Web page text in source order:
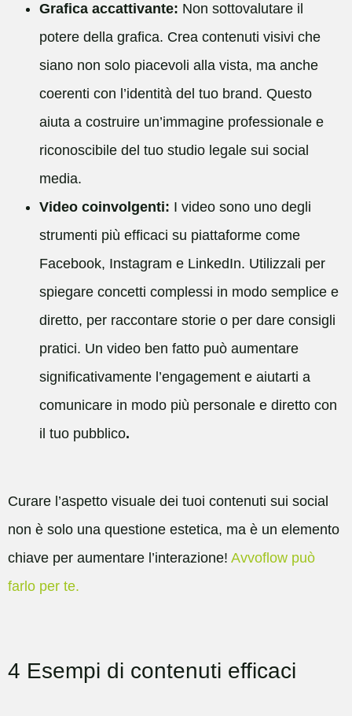
Grafica accattivante: Non sottovalutare il
potere della grafica. Crea contenuti visivi che
siano non solo piacevoli alla vista, ma anche
coerenti con l’identità del tuo brand. Questo
aiuta a costruire un’immagine professionale e
riconoscibile del tuo studio legale sui social
media.
Video coinvolgenti: I video sono uno degli
strumenti più efficaci su piattaforme come
Facebook, Instagram e LinkedIn. Utilizzali per
spiegare concetti complessi in modo semplice e
diretto, per raccontare storie o per dare consigli
pratici. Un video ben fatto può aumentare
significativamente l’engagement e aiutarti a
comunicare in modo più personale e diretto con
il tuo pubblico.
Curare l’aspetto visuale dei tuoi contenuti sui social
non è solo una questione estetica, ma è un elemento
chiave per aumentare l’interazione! Avvoflow può
farlo per te.
4 Esempi di contenuti efficaci